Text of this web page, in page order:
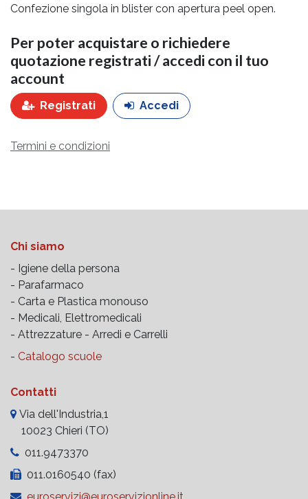
Confezione singola in blister con apertura peel open.
Per poter acquistare o richiedere
quotazione registrati / accedi con il tuo
account
Registrati Accedi
Termini e condizioni
Chi siamo
- Igiene della persona
- Parafarmaco
- Carta e Plastica monouso
- Medicali, Elettromedicali
- Attrezzature - Arredi e Carrelli
- Catalogo scuole
Contatti
Via dell'Industria,1
10023 Chieri (TO)
011.9473370
011.0160540 (fax)